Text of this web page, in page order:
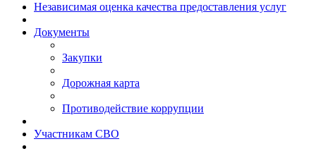
Независимая оценка качества предоставления услуг
Документы
Закупки
Дорожная карта
Противодействие коррупции
Участникам СВО